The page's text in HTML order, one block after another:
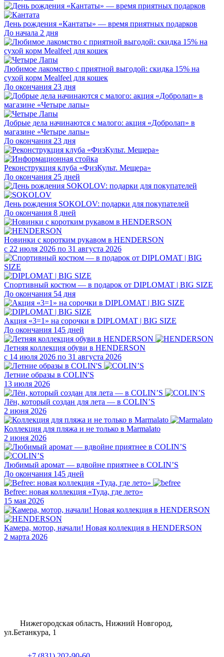
День рождения «Кантаты» — время приятных подарков
До начала 2 дня
Любимое лакомство с приятной выгодой: скидка 15% на
сухой корм Mealfeel для кошек
До окончания 23 дня
Добрые дела начинаются с малого: акция «Добролап» в
магазине «Четыре лапы»
До окончания 23 дня
Реконструкция клуба «ФизКульт. Мещера»
До окончания 25 дней
День рождения SOKOLOV: подарки для покупателей
До окончания 8 дней
Новинки с коротким рукавом в HENDERSON
с 22 июля 2026 по 31 августа 2026
Спортивный костюм — в подарок от DIPLOMAT | BIG SIZE
До окончания 54 дня
Акция «3=1» на сорочки в DIPLOMAT | BIG SIZE
До окончания 145 дней
Летняя коллекция обуви в HENDERSON
с 14 июля 2026 по 31 августа 2026
Летние образы в COLIN'S
13 июля 2026
Лён, который создан для лета — в COLIN’S
2 июня 2026
Коллекция для пляжа и не только в Marmalato
2 июня 2026
Любимый аромат — вдвойне приятнее в COLIN’S
До окончания 145 дней
Befree: новая коллекция «Туда, где лето»
15 мая 2026
Камера, мотор, начали! Новая коллекция в HENDERSON
2 марта 2026
Нижегородская область, Нижний Новгород,
ул.Бетанкура, 1